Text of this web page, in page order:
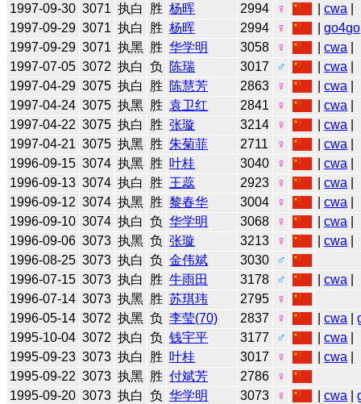
1997-09-30 3071 执白 胜 杨晖 2994 ♀ |cwa
1997-09-29 3071 执白 胜 杨晖 2994 ♀ |go4go
1997-09-29 3071 执黑 胜 华学明 3058 ♀ |cwa
1997-07-05 3072 执白 负 陈瑞 3017 ♂ |cwa
1997-04-29 3075 执白 胜 陈慧芳 2863 ♀ |cwa
1997-04-24 3075 执黑 胜 袁卫红 2841 ♀ |cwa
1997-04-22 3075 执白 胜 张璇 3214 ♀ |cwa
1997-04-21 3075 执黑 胜 朱菊菲 2711 ♀ |cwa
1996-09-15 3074 执黑 胜 叶桂 3040 ♀ |cwa
1996-09-13 3074 执白 胜 王蕊 2923 ♀ |cwa
1996-09-12 3074 执黑 胜 黎春华 3004 ♀ |cwa
1996-09-10 3074 执白 负 华学明 3068 ♀ |cwa
1996-09-06 3073 执黑 负 张璇 3213 ♀ |cwa
1996-08-25 3073 执白 负 金伟斌 3030
♂
1996-07-15 3073 执白 胜 牛雨田 3178 ♂ |cwa
1996-07-14 3073 执黑 胜 苏琪玮 2795
♀
1996-05-14 3072 执黑 负 李莹(70) 2837 ♀ |cwa |
1995-10-04 3072 执白 负 钱宇平 3177 ♂ |cwa
1995-09-23 3073 执白 胜 叶桂 3017 ♀ |cwa
1995-09-22 3073 执黑 胜 付斌芳 2786
♀
1995-09-20 3073 执白 负 华学明 3073 ♀ |cwa |